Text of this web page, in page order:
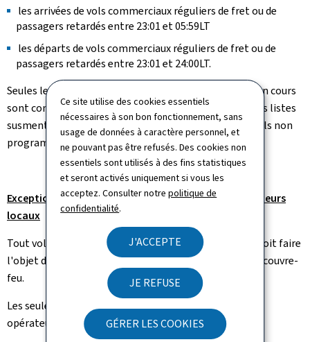
Ce site utilise des cookies essentiels
nécessaires à son bon fonctionnement, sans
usage de données à caractère personnel, et
ne pouvant pas être refusés. Des cookies non
essentiels sont utilisés à des fins statistiques
et seront activés uniquement si vous les
acceptez. Consulter notrepolitique de
confidentialité.
J'ACCEPTE
JE REFUSE
GÉRER LES COOKIES
les arrivées de vols commerciaux réguliers de fret ou de
passagers retardés entre 23:01 et 05:59LT
les départs de vols commerciaux réguliers de fret ou de
passagers retardés entre 23:01 et 24:00LT.
Seules les listes de vols réguliers de la semaine/mois en cours
sont considérées comme valables. En cas d'absence des listes
susmentionnées, les vols seront traités comme des vols non
programmés.
Exceptions pour les vols non programmés des opérateurs
locaux
Tout vol ne figurant pas sur la liste des vols réguliers doit faire
l'objet d'une demande individuelle de prolongation du couvre-
feu.
Les seules exceptions sont les vols non réguliers des
opérateurs locaux.